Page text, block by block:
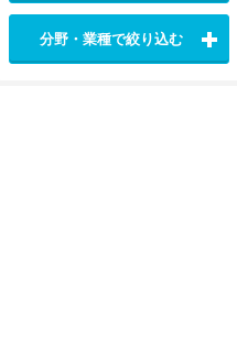
分野・業種で絞り込む